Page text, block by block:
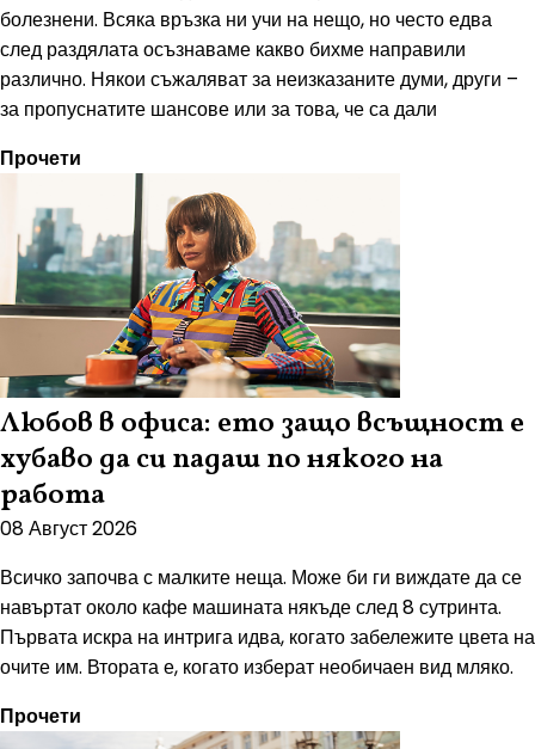
болезнени. Всяка връзка ни учи на нещо, но често едва
след раздялата осъзнаваме какво бихме направили
различно. Някои съжаляват за неизказаните думи, други –
за пропуснатите шансове или за това, че са дали
Прочети
Любов в офиса: ето защо всъщност е
хубаво да си падаш по някого на
работа
08 Август 2026
Всичко започва с малките неща. Може би ги виждате да се
навъртат около кафе машината някъде след 8 сутринта.
Първата искра на интрига идва, когато забележите цвета на
очите им. Втората е, когато изберат необичаен вид мляко.
Прочети